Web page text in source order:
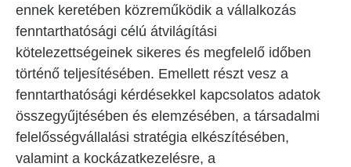
ennek keretében közreműködik a vállalkozás
fenntarthatósági célú átvilágítási
kötelezettségeinek sikeres és megfelelő időben
történő teljesítésében. Emellett részt vesz a
fenntarthatósági kérdésekkel kapcsolatos adatok
összegyűjtésében és elemzésében, a társadalmi
felelősségvállalási stratégia elkészítésében,
valamint a kockázatkezelésre, a